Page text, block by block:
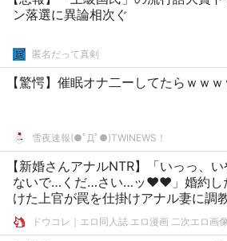
ン落選に異論相次ぐ
匿名だって真剣
【驚愕】催眠オナ二ーしてたらｗｗ
雪夜速報(●ﾟДﾟ●)TWINEWS！
【新婚さんアナルNTR】「いっっ、
ないで…くだ…さい…ッ♥♥」婚約し
けた上官が罠を仕掛けアナル妻に調
ドウコレ｜エロ同人誌 エロ漫画 二次エロ画像